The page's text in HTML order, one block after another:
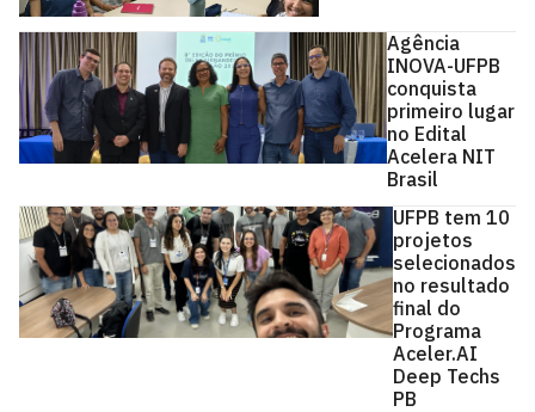
Agência
INOVA-UFPB
conquista
primeiro lugar
no Edital
Acelera NIT
Brasil
UFPB tem 10
projetos
selecionados
no resultado
final do
Programa
Aceler.AI
Deep Techs
PB